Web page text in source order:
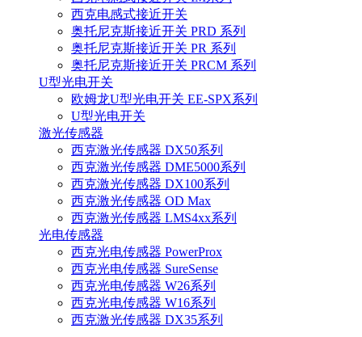
西克电感式接近开关
奥托尼克斯接近开关 PRD 系列
奥托尼克斯接近开关 PR 系列
奥托尼克斯接近开关 PRCM 系列
U型光电开关
欧姆龙U型光电开关 EE-SPX系列
U型光电开关
激光传感器
西克激光传感器 DX50系列
西克激光传感器 DME5000系列
西克激光传感器 DX100系列
西克激光传感器 OD Max
西克激光传感器 LMS4xx系列
光电传感器
西克光电传感器 PowerProx
西克光电传感器 SureSense
西克光电传感器 W26系列
西克光电传感器 W16系列
西克激光传感器 DX35系列